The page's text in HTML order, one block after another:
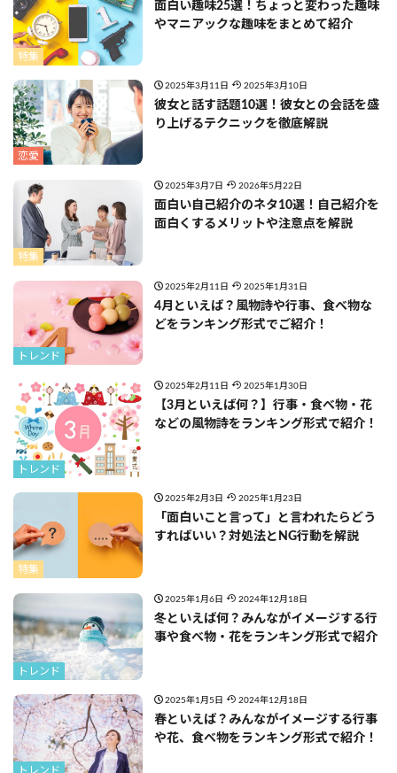
特集
面白い趣味25選！ちょっと変わった趣味
やマニアックな趣味をまとめて紹介
恋愛
2025年3月11日 2025年3月10日
彼女と話す話題10選！彼女との会話を盛
り上げるテクニックを徹底解説
特集
2025年3月7日 2026年5月22日
面白い自己紹介のネタ10選！自己紹介を
面白くするメリットや注意点を解説
トレンド
2025年2月11日 2025年1月31日
4月といえば？風物詩や行事、食べ物な
どをランキング形式でご紹介！
トレンド
2025年2月11日 2025年1月30日
【3月といえば何？】行事・食べ物・花
などの風物詩をランキング形式で紹介！
特集
2025年2月3日 2025年1月23日
「面白いこと言って」と言われたらどう
すればいい？対処法とNG行動を解説
トレンド
2025年1月6日 2024年12月18日
冬といえば何？みんながイメージする行
事や食べ物・花をランキング形式で紹介
トレンド
2025年1月5日 2024年12月18日
春といえば？みんながイメージする行事
や花、食べ物をランキング形式で紹介！